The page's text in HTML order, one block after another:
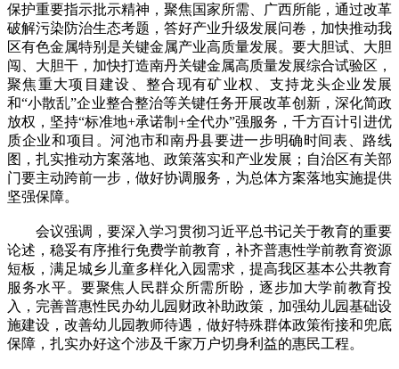
保护重要指示批示精神，聚焦国家所需、广西所能，通过改革
破解污染防治生态考题，答好产业升级发展问卷，加快推动我
区有色金属特别是关键金属产业高质量发展。要大胆试、大胆
闯、大胆干，加快打造南丹关键金属高质量发展综合试验区，
聚焦重大项目建设、整合现有矿业权、支持龙头企业发展
和“小散乱”企业整合整治等关键任务开展改革创新，深化简政
放权，坚持“标准地+承诺制+全代办”强服务，千方百计引进优
质企业和项目。河池市和南丹县要进一步明确时间表、路线
图，扎实推动方案落地、政策落实和产业发展；自治区有关部
门要主动跨前一步，做好协调服务，为总体方案落地实施提供
坚强保障。
会议强调，要深入学习贯彻习近平总书记关于教育的重要
论述，稳妥有序推行免费学前教育，补齐普惠性学前教育资源
短板，满足城乡儿童多样化入园需求，提高我区基本公共教育
服务水平。要聚焦人民群众所需所盼，逐步加大学前教育投
入，完善普惠性民办幼儿园财政补助政策，加强幼儿园基础设
施建设，改善幼儿园教师待遇，做好特殊群体政策衔接和兜底
保障，扎实办好这个涉及千家万户切身利益的惠民工程。